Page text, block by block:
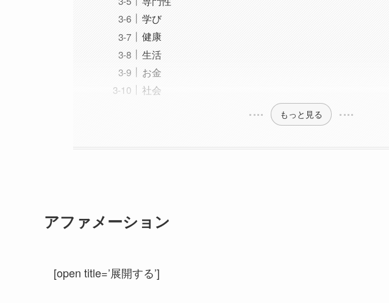
学び
健康
生活
お金
社会
もっと見る
アファメーション
[open title=’展開する’]